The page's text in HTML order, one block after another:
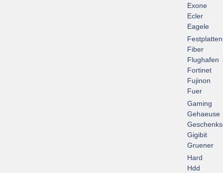
Exone
Ecler
Eagele
Fiber
Flughafen
Fortinet
Fujinon
Fuer
Gaming
Gehaeuse
Gigibit
Gruener
Hard
Hdd